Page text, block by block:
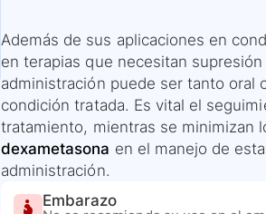
Además de sus aplicaciones en
en terapias que necesitan
administración puede ser tanto oral
condición tratada. Es vital el
tratamiento, mientras se minimizan
dexametasona en el manejo de
administración.
Embarazo